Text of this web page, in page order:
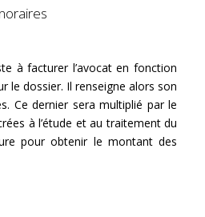
à facturer l’avocat en fonction
le dossier. Il renseigne alors son
Ce dernier sera multiplié par le
à l’étude et au traitement du
pour obtenir le montant des